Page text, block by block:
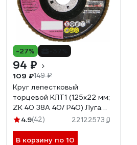
-27%
94 ₽
109 ₽149 ₽
Круг лепестковый
торцевой КЛТ1 (125x22 мм;
ZK 40 38А 40/ Р40) Луга
4603347224878
4.9(42) 22122573
В корзину по 10